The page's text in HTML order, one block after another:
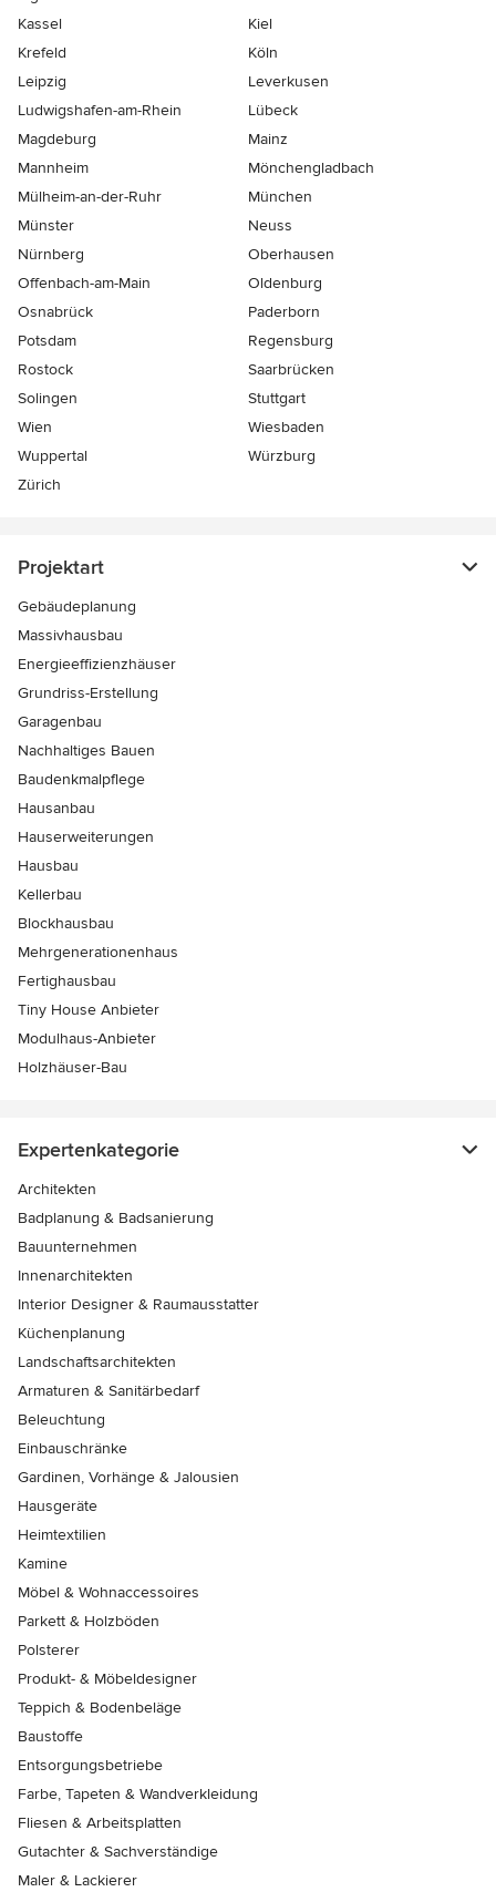
Kassel
Kiel
Krefeld
Köln
Leipzig
Leverkusen
Ludwigshafen-am-Rhein
Lübeck
Magdeburg
Mainz
Mannheim
Mönchen­gladbach
Mülheim-an-der-Ruhr
München
Münster
Neuss
Nürnberg
Oberhausen
Offenbach-am-Main
Oldenburg
Osnabrück
Paderborn
Potsdam
Regensburg
Rostock
Saarbrücken
Solingen
Stuttgart
Wien
Wiesbaden
Wuppertal
Würzburg
Zürich
Projektart
Gebäudeplanung
Massivhausbau
Energieeffizienzhäuser
Grundriss-Erstellung
Garagenbau
Nachhaltiges Bauen
Baudenkmalpflege
Hausanbau
Hauserweiterungen
Hausbau
Kellerbau
Blockhausbau
Mehrgenerationenhaus
Fertighausbau
Tiny House Anbieter
Modulhaus-Anbieter
Holzhäuser-Bau
Expertenkategorie
Architekten
Badplanung & Badsanierung
Bauunternehmen
Innenarchitekten
Interior Designer & Raumausstatter
Küchenplanung
Landschaftsarchitekten
Armaturen & Sanitärbedarf
Beleuchtung
Einbauschränke
Gardinen, Vorhänge & Jalousien
Hausgeräte
Heimtextilien
Kamine
Möbel & Wohnaccessoires
Parkett & Holzböden
Polsterer
Produkt- & Möbeldesigner
Teppich & Bodenbeläge
Baustoffe
Entsorgungsbetriebe
Farbe, Tapeten & Wandverkleidung
Fliesen & Arbeitsplatten
Gutachter & Sachverständige
Maler & Lackierer